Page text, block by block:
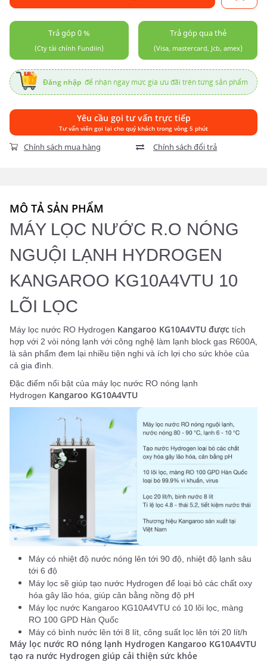
Trả góp 0 %
(Cty tài chính Fundiin)
Trả góp qua thẻ
(Visa, mastercard, Jcb, amex)
Đăng nhập để nhận ngay mức giá ưu đãi trên từng sản phẩm
Yêu cầu gọi tư vấn trực tiếp
Tư vấn viên gọi lại cho quý khách trong vòng 5 phút
Chính sách mua hàng Chính sách đổi trả
MÔ TẢ SẢN PHẨM
MÁY LỌC NƯỚC R.O NÓNG
NGUỘI LẠNH HYDROGEN
KANGAROO KG10A4VTU 10
LÕI LỌC
Máy lọc nước RO Hydrogen Kangaroo KG10A4VTU được tích
hợp với 2 vòi nóng lạnh với công nghệ làm lạnh block gas R600A,
là sản phẩm đem lại nhiều tiện nghi và ích lợi cho sức khỏe của
cả gia đình.
Đặc điểm nổi bật của máy lọc nước RO nóng lạnh
Hydrogen Kangaroo KG10A4VTU
Máy có nhiệt độ nước nóng lên tới 90 độ, nhiệt độ lạnh sâu
tới 6 độ
Máy lọc sẽ giúp tạo nước Hydrogen để loại bỏ các chất oxy
hóa gây lão hóa, giúp cân bằng nồng độ pH
Máy lọc nước Kangaroo KG10A4VTU có 10 lõi lọc, màng
RO 100 GPD Hàn Quốc
Máy có bình nước lên tới 8 lít, công suất lọc lên tới 20 lít/h
Máy lọc nước RO nóng lạnh Hydrogen Kangaroo KG10A4VTU
tạo ra nước Hydrogen giúp cải thiện sức khỏe